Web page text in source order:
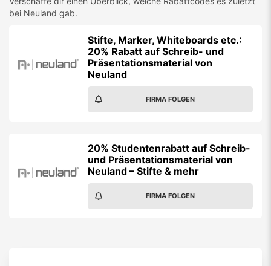
bei Neuland gab.
Stifte, Marker, Whiteboards etc.:
20% Rabatt auf Schreib- und
Präsentationsmaterial von
Neuland
FIRMA FOLGEN
20% Studentenrabatt auf Schreib-
und Präsentationsmaterial von
Neuland – Stifte & mehr
FIRMA FOLGEN